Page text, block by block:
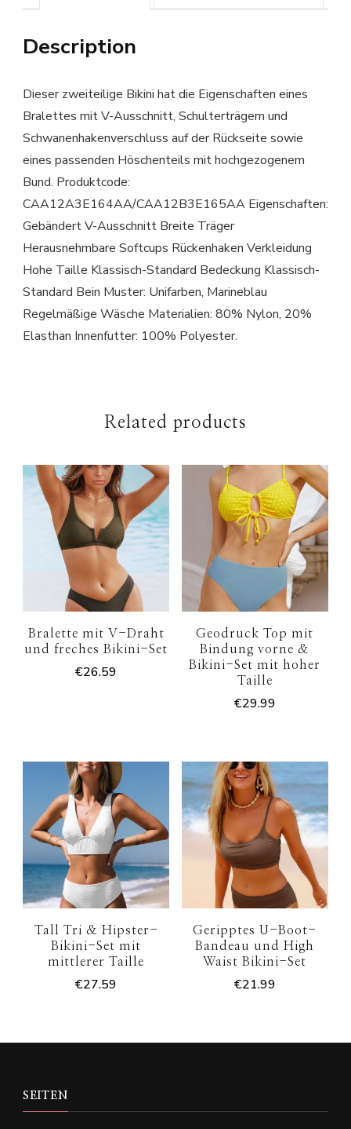
Description
Dieser zweiteilige Bikini hat die Eigenschaften eines
Bralettes mit V-Ausschnitt, Schulterträgern und
Schwanenhakenverschluss auf der Rückseite sowie
eines passenden Höschenteils mit hochgezogenem
Bund. Produktcode:
CAA12A3E164AA/CAA12B3E165AA Eigenschaften:
Gebändert V-Ausschnitt Breite Träger
Herausnehmbare Softcups Rückenhaken Verkleidung
Hohe Taille Klassisch-Standard Bedeckung Klassisch-
Standard Bein Muster: Unifarben, Marineblau
Regelmäßige Wäsche Materialien: 80% Nylon, 20%
Elasthan Innenfutter: 100% Polyester.
Related products
Bralette mit V-Draht
und freches Bikini-Set
€26.59
Geodruck Top mit
Bindung vorne &
Bikini-Set mit hoher
Taille
€29.99
Tall Tri & Hipster-
Bikini-Set mit
mittlerer Taille
€27.59
Geripptes U-Boot-
Bandeau und High
Waist Bikini-Set
€21.99
SEITEN